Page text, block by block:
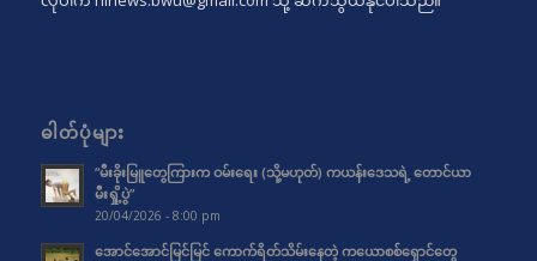
ဓါတ်ပုံများ
“မီးခိုးမြူတွေကြားက ဝမ်းရေး (သို့မဟုတ်) ကယန်းဒေသရဲ့ တောင်ယာ
မီးရှို့ပွဲ”
20/04/2026 - 8:00 pm
အောင်အောင်မြင်မြင် ကောက်ရိတ်သိမ်းနေတဲ့ ကယောစစ်ရှောင်တွေ